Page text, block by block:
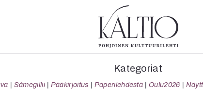
Verkkoartikkeli
Lehdet
4/2026
Kategoriat
Sámegillii Pääkirjoitus Paperilehdestä Oulu2026